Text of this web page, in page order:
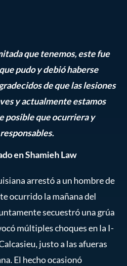
que tenemos, este fue
pudo y debió haberse
de que las lesiones
y actualmente estamos
posible que ocurriera y
en Shamieh Law
arrestó a un hombre de
ocurrido la mañana del
secuestró una grúa
múltiples choques en la I-
justo a las afueras
El hecho ocasionó